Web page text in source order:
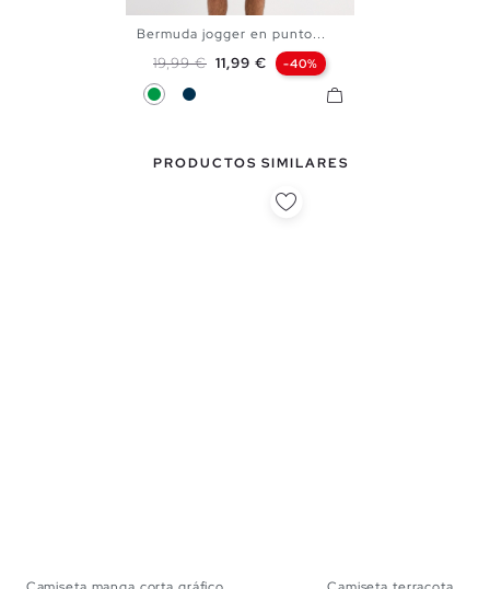
M
Bermuda jogger en punto...
Precio base
19,99 € Precio
11,99 € -40%
VerdeAzul Marino
PRODUCTOS SIMILARES